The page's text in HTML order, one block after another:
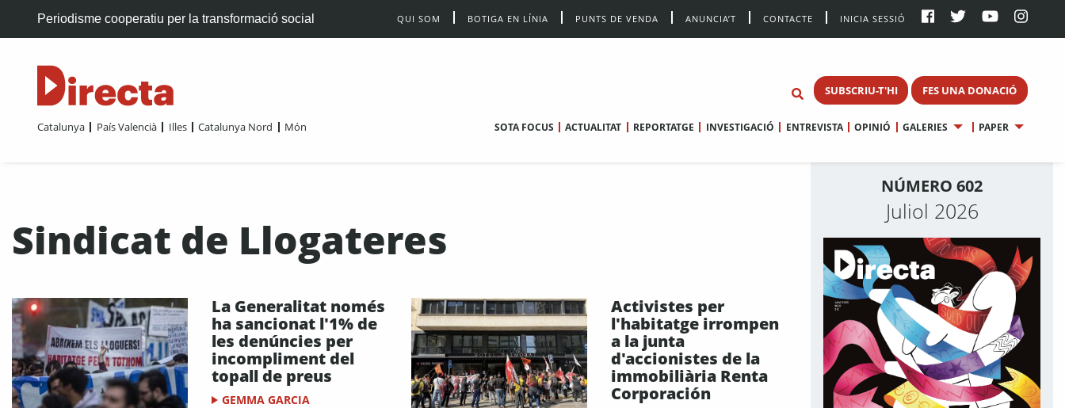
Periodisme cooperatiu per la transformació social QUI SOM BOTIGA EN LÍNIA PUNTS DE VENDA ANUNCIA’T CONTACTE INICIA SESSIÓ
SUBSCRIU-T'HI FES UNA DONACIÓ
Catalunya País Valencià Illes Catalunya Nord Món SOTA FOCUS ACTUALITAT REPORTATGE INVESTIGACIÓ ENTREVISTA OPINIÓ GALERIES PAPER
Sindicat de Llogateres
La Generalitat només
ha sancionat l'1% de
les denúncies per
incompliment del
topall de preus
GEMMA GARCIA
Activistes per
l'habitatge irrompen
a la junta
d'accionistes de la
immobiliària Renta
Corporación
NÚMERO 602
Juliol 2026